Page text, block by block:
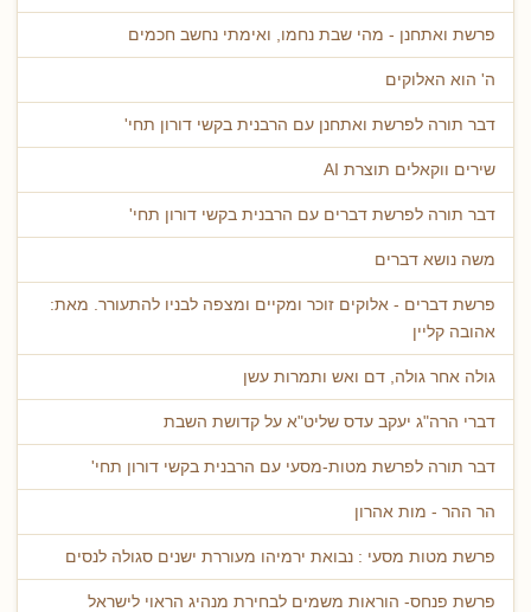
פרשת ואתחנן - מהי שבת נחמו, ואימתי נחשב חכמים
ה' הוא האלוקים
דבר תורה לפרשת ואתחנן עם הרבנית בקשי דורון תחי'
שירים ווקאלים תוצרת AI
דבר תורה לפרשת דברים עם הרבנית בקשי דורון תחי'
משה נושא דברים
פרשת דברים - אלוקים זוכר ומקיים ומצפה לבניו להתעורר. מאת:
אהובה קליין
גולה אחר גולה, דם ואש ותמרות עשן
דברי הרה"ג יעקב עדס שליט"א על קדושת השבת
דבר תורה לפרשת מטות-מסעי עם הרבנית בקשי דורון תחי'
הר ההר - מות אהרון
פרשת מטות מסעי : נבואת ירמיהו מעוררת ישנים סגולה לנסים
פרשת פנחס- הוראות משמים לבחירת מנהיג הראוי לישראל